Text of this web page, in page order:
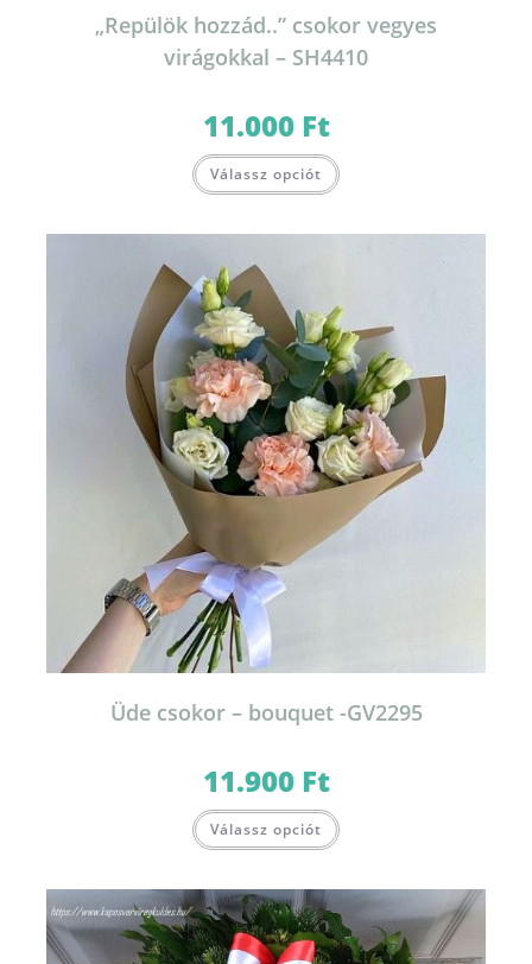
„Repülök hozzád..” csokor vegyes
virágokkal – SH4410
11.000 Ft
Válassz opciót
Üde csokor – bouquet -GV2295
11.900 Ft
Válassz opciót